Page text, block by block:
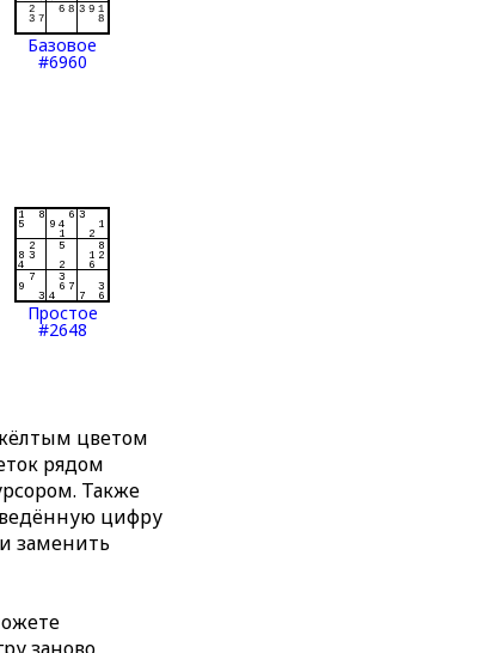
Базовое
#6960
Простое
#2648
цветом
рядом
Также
цифру
заменить